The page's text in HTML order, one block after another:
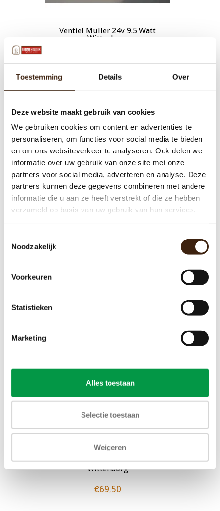
Toestemming Details Over
Deze website maakt gebruik van cookies
We gebruiken cookies om content en advertenties te
personaliseren, om functies voor social media te bieden
en om ons websiteverkeer te analyseren. Ook delen we
informatie over uw gebruik van onze site met onze
partners voor social media, adverteren en analyse. Deze
partners kunnen deze gegevens combineren met andere
informatie die u aan ze heeft verstrekt of die ze hebben
verzameld op basis van uw gebruik van hun services.
Noodzakelijk
Voorkeuren
Statistieken
Marketing
Alles toestaan
Selectie toestaan
Weigeren
Ventiel Muller 24v 9.5 Watt
Wittenborg
UITVERKOCHT
Nieuwe Boiler Gallery 100/110 met
UITVERKOCHT
Nieuwe Boilerbak Gallery 210/220
Wittenborg
€69,50